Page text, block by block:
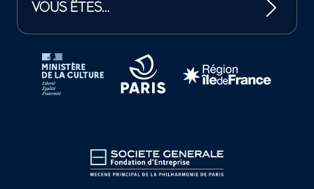
VOUS ÊTES…
Tutelles et mécènes de la Philharmonie de Paris